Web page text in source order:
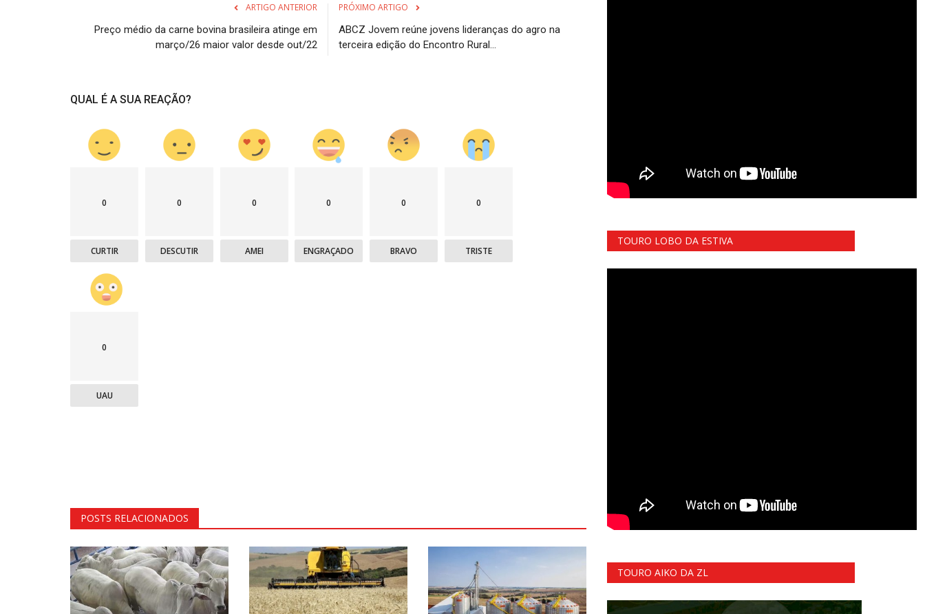
ARTIGO ANTERIOR
Preço médio da carne bovina brasileira atinge em
março/26 maior valor desde out/22
PRÓXIMO ARTIGO
ABCZ Jovem reúne jovens lideranças do agro na
terceira edição do Encontro Rural...
QUAL É A SUA REAÇÃO?
0
CURTIR
0
DESCUTIR
0
AMEI
0
ENGRAÇADO
0
BRAVO
0
TRISTE
0
UAU
POSTS RELACIONADOS
TOURO LOBO DA ESTIVA
TOURO AIKO DA ZL